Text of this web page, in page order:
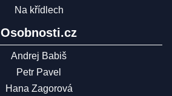
Na křídlech
Osobnosti.cz
Andrej Babiš
Petr Pavel
Hana Zagorová